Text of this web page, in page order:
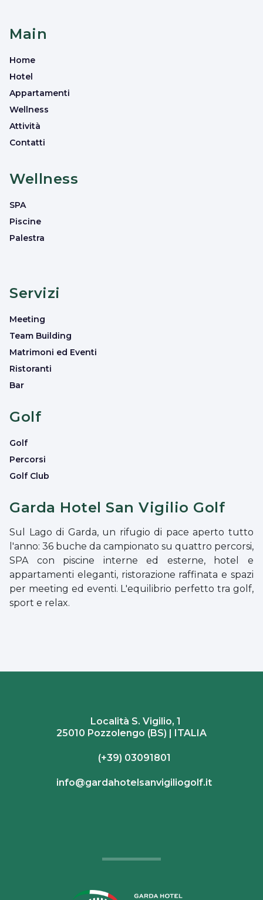
Main
Home
Hotel
Appartamenti
Wellness
Attività
Contatti
Wellness
SPA
Piscine
Palestra
Servizi
Meeting
Team Building
Matrimoni ed Eventi
Ristoranti
Bar
Golf
Golf
Percorsi
Golf Club
Garda Hotel San Vigilio Golf
Sul Lago di Garda, un rifugio di pace aperto tutto
l'anno: 36 buche da campionato su quattro percorsi,
SPA con piscine interne ed esterne, hotel e
appartamenti eleganti, ristorazione raffinata e spazi
per meeting ed eventi. L'equilibrio perfetto tra golf,
sport e relax.
Località S. Vigilio, 1
25010 Pozzolengo (BS) | ITALIA
(+39) 03091801
info@gardahotelsanvigiliogolf.it